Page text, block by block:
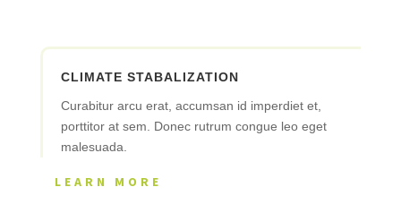
CLIMATE STABALIZATION
Curabitur arcu erat, accumsan id imperdiet et,
porttitor at sem. Donec rutrum congue leo eget
malesuada.
LEARN MORE